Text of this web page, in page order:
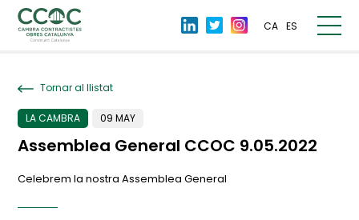
CA ES
Tornar al llistat
LA CAMBRA 09 MAY
Assemblea General CCOC 9.05.2022
Celebrem la nostra Assemblea General